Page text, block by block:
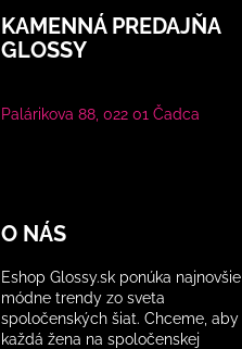
KAMENNÁ PREDAJŇA
GLOSSY
Palárikova 88, 022 01 Čadca
O NÁS
Eshop Glossy.sk ponúka najnovšie
módne trendy zo sveta
spoločenských šiat. Chceme, aby
každá žena na spoločenskej